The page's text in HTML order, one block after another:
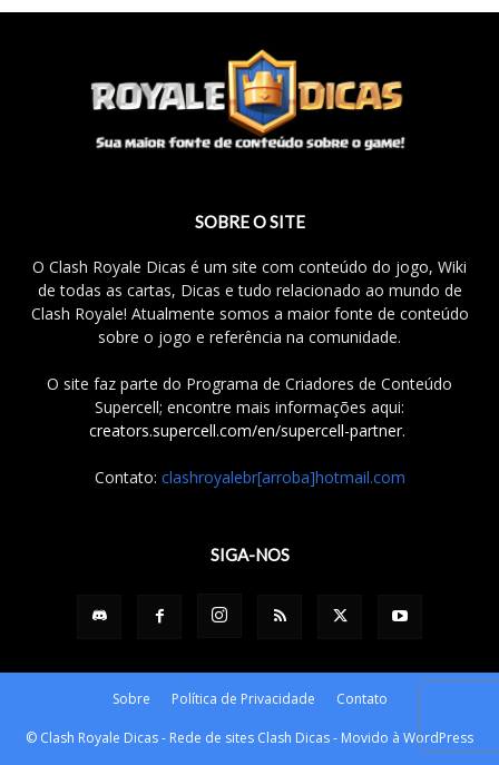
SOBRE O SITE
O Clash Royale Dicas é um site com conteúdo do jogo, Wiki
de todas as cartas, Dicas e tudo relacionado ao mundo de
Clash Royale! Atualmente somos a maior fonte de conteúdo
sobre o jogo e referência na comunidade.
O site faz parte do Programa de Criadores de Conteúdo
Supercell; encontre mais informações aqui:
creators.supercell.com/en/supercell-partner.
Contato: clashroyalebr[arroba]hotmail.com
SIGA-NOS
Sobre Política de Privacidade Contato
© Clash Royale Dicas - Rede de sites Clash Dicas - Movido à WordPress